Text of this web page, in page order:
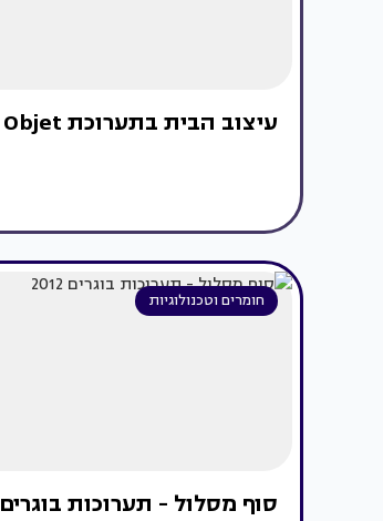
עיצוב הבית בתערוכת Maison & Objet
חומרים וטכנולוגיות
סוף מסלול - תערוכות בוגרים 2012